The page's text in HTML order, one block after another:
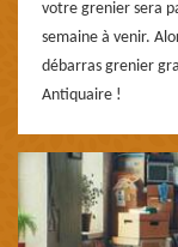
votre grenier sera
semaine à venir.
débarras grenier
Antiquaire !